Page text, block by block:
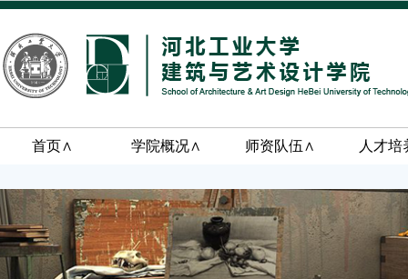
首页∧ 学院概况∧ 师资队伍∧ 人才